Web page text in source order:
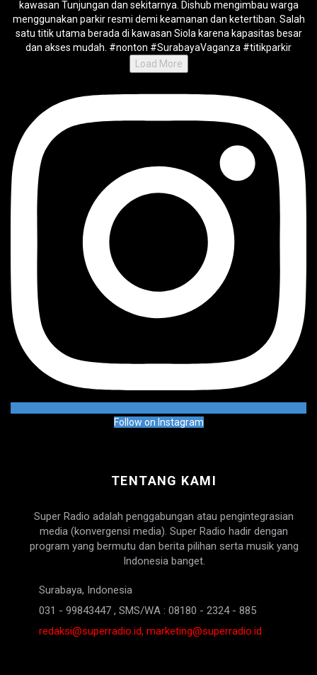
Load More
Follow on Instagram
TENTANG KAMI
Super Radio adalah penggabungan atau pengintegrasian
media (konvergensi media). Super Radio hadir dengan
program yang bermutu dan berita pilihan serta musik yang
Indonesia banget.
Surabaya, Indonesia
031 - 99843447 , SMS/WA : 08180 - 2324 - 885
redaksi@superradio.id, marketing@superradio.id